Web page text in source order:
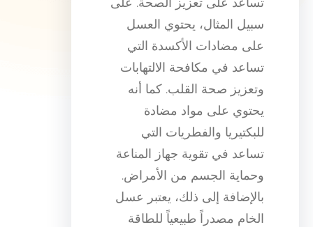
سبيل المثال، يحتوي العسل
على مضادات الأكسدة التي
تساعد في مكافحة الالتهابات
وتعزيز صحة القلب. كما أنه
يحتوي على مواد مضادة
للبكتيريا والفطريات التي
تساعد في تقوية جهاز المناعة
وحماية الجسم من الأمراض.
بالإضافة إلى ذلك، يعتبر عسل
الخام مصدراً طبيعياً للطاقة